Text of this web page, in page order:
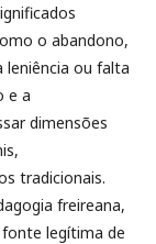
o abandono,
leniência ou falta
e a
dimensões
tradicionais.
freireana,
legítima de